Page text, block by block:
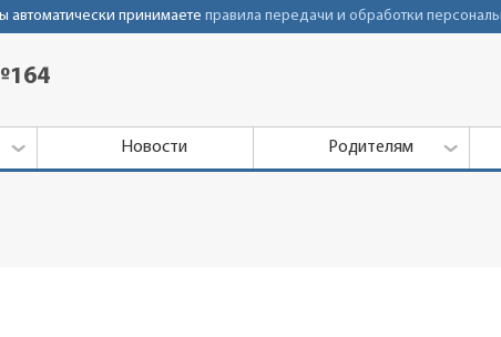
автоматически принимаете правила передачи и обработки
Новости Родителям